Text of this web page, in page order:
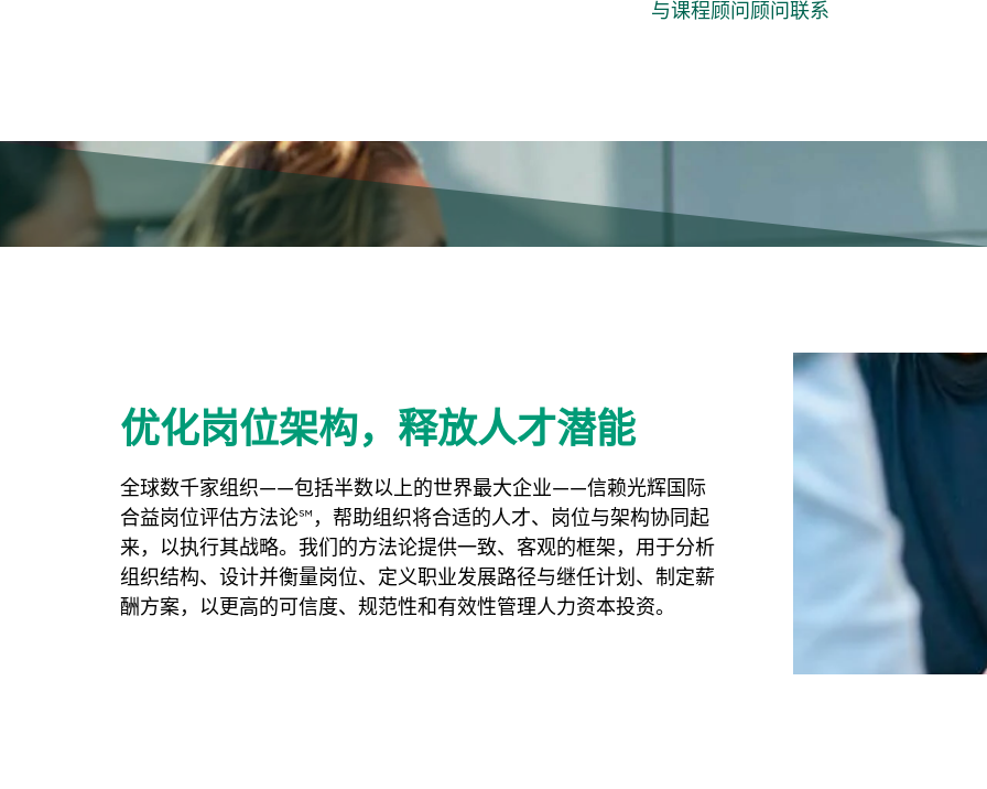
与课程顾问顾问联系
优化岗位架构，释放人才潜能
全球数千家组织——包括半数以上的世界最大企业——信赖光辉国际
合益岗位评估方法论℠，帮助组织将合适的人才、岗位与架构协同起
来，以执行其战略。我们的方法论提供一致、客观的框架，用于分析
组织结构、设计并衡量岗位、定义职业发展路径与继任计划、制定薪
酬方案，以更高的可信度、规范性和有效性管理人力资本投资。